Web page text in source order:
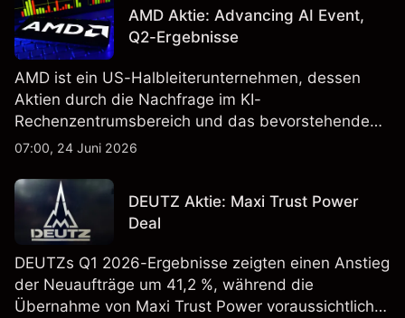
AMD Aktie: Advancing AI Event,
Q2-Ergebnisse
AMD ist ein US-Halbleiterunternehmen, dessen
Aktien durch die Nachfrage im KI-
Rechenzentrumsbereich und das bevorstehende
„Advancing AI 2026"-Event im Juli Aufmerksamkeit
Vergangenheit ist kein verlässlicher Indikator für
zukünftige Ergebnisse.
07:00, 24 Juni 2026
DEUTZ Aktie: Maxi Trust Power
Deal
DEUTZs Q1 2026-Ergebnisse zeigten einen Anstieg
der Neuaufträge um 41,2 %, während die
Übernahme von Maxi Trust Power voraussichtlich